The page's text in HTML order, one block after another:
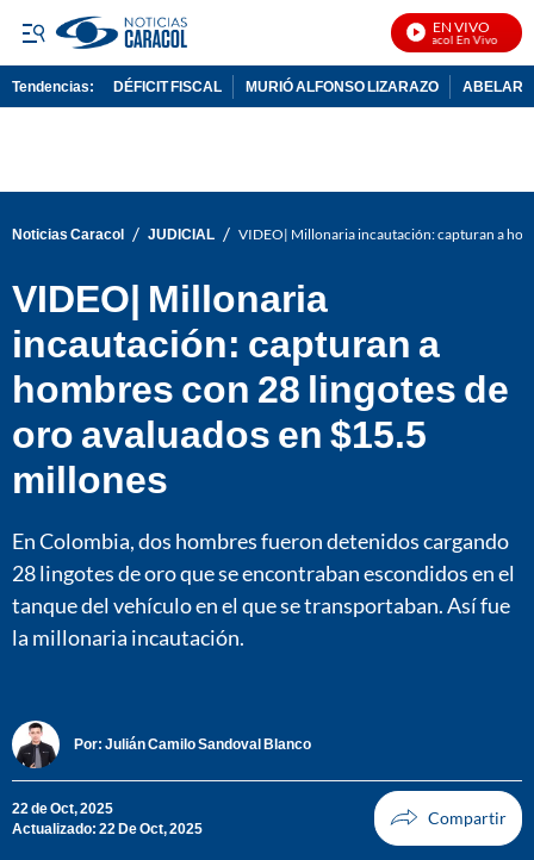
EN VIVO
Noticias Caracol En Vivo
Tendencias: DÉFICIT FISCAL MURIÓ ALFONSO LIZARAZO
Noticias Caracol / JUDICIAL / VIDEO| Millonaria incautación: capturan a
VIDEO| Millonaria
incautación: capturan a
hombres con 28 lingotes de
oro avaluados en $15.5
millones
En Colombia, dos hombres fueron detenidos cargando
28 lingotes de oro que se encontraban escondidos en el
tanque del vehículo en el que se transportaban. Así fue
la millonaria incautación.
Por: Julián Camilo Sandoval Blanco
22 de Oct, 2025
Actualizado: 22 De Oct, 2025